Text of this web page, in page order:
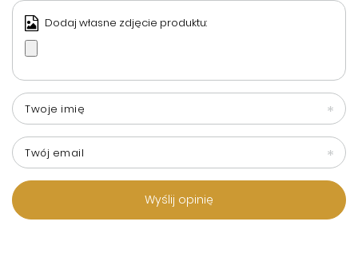
Dodaj własne zdjęcie produktu:
Twoje imię
Twój email
Wyślij opinię